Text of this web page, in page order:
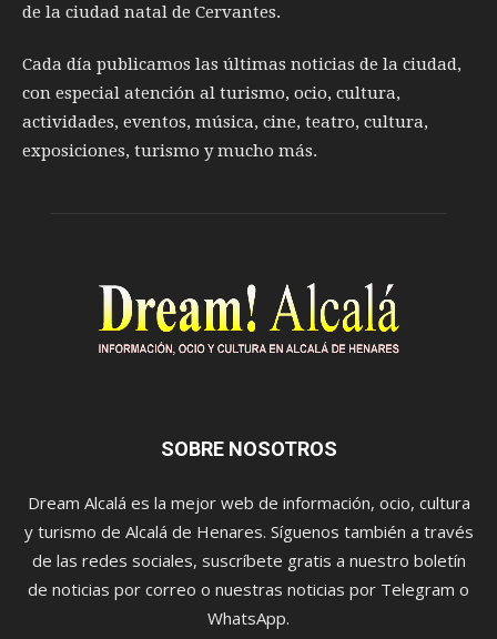
de la ciudad natal de Cervantes.
Cada día publicamos las últimas noticias de la ciudad,
con especial atención al turismo, ocio, cultura,
actividades, eventos, música, cine, teatro, cultura,
exposiciones, turismo y mucho más.
SOBRE NOSOTROS
Dream Alcalá es la mejor web de información, ocio, cultura
y turismo de Alcalá de Henares. Síguenos también a través
de las redes sociales, suscríbete gratis a nuestro boletín
de noticias por correo o nuestras noticias por Telegram o
WhatsApp.